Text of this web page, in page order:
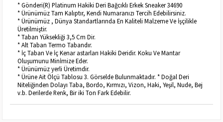
* Gönderi(R) Platinum Hakiki Deri Bağcıklı Erkek Sneaker 34690
* Ürünümüz Tam Kalıptır, Kendi Numaranızı Tercih Edebilirsiniz.
* Ürünümüz , Dünya Standartlarında En Kaliteli Malzeme Ve İşçilikle
Üretilmiştir.
* Taban Yüksekliği 3,5 Cm Dir.
* Alt Taban Termo Tabandır.
* İç Taban Ve İç Kenar astarları Hakiki Deridir. Koku Ve Mantar
Oluşumunu Minİmize Eder.
* Ürünümüz yerli Üretimdir.
* Ürüne Ait Ölçü Tablosu 3. Görselde Bulunmaktadır. * Doğal Deri
Niteliğinden Dolayı Taba, Bordo, Kırmızı, Vizon, Haki, Yeşil, Nude, Bej
v.b. Derilerde Renk, Bir iki Ton Fark Edebilir.